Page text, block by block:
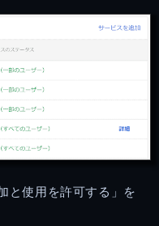
と使用を許可する」を